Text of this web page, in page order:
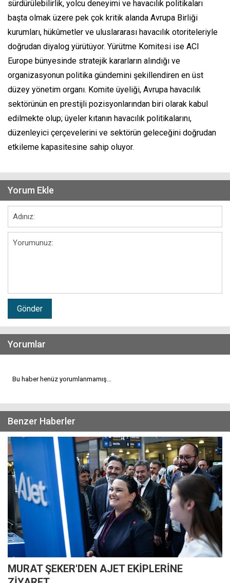
sürdürülebilirlik, yolcu deneyimi ve havacılık politikaları
başta olmak üzere pek çok kritik alanda Avrupa Birliği
kurumları, hükûmetler ve uluslararası havacılık otoriteleriyle
doğrudan diyalog yürütüyor. Yürütme Komitesi ise ACI
Europe bünyesinde stratejik kararların alındığı ve
organizasyonun politika gündemini şekillendiren en üst
düzey yönetim organı. Komite üyeliği, Avrupa havacılık
sektörünün en prestijli pozisyonlarından biri olarak kabul
edilmekte olup; üyeler kıtanın havacılık politikalarını,
düzenleyici çerçevelerini ve sektörün geleceğini doğrudan
etkileme kapasitesine sahip oluyor.
Yorum Ekle
Gönder
Yorumlar
Bu haber henüz yorumlanmamış...
Benzer Haberler
MURAT ŞEKER'DEN AJET EKİPLERİNE